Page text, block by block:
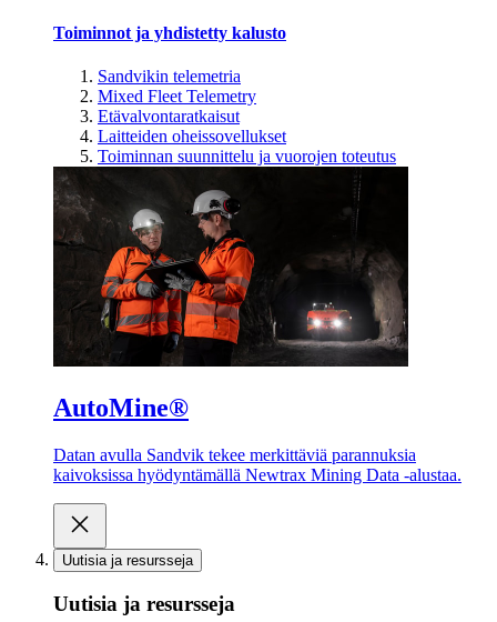
Toiminnot ja yhdistetty kalusto
Sandvikin telemetria
Mixed Fleet Telemetry
Etävalvontaratkaisut
Laitteiden oheissovellukset
Toiminnan suunnittelu ja vuorojen toteutus
AutoMine®
Datan avulla Sandvik tekee merkittäviä parannuksia
kaivoksissa hyödyntämällä Newtrax Mining Data -alustaa.
Uutisia ja resursseja
Uutisia ja resursseja